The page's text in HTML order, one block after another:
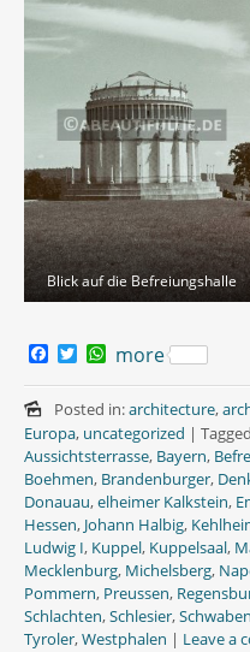
Blick auf die Befreiungshalle
c
e
b
o
o
k
T
i
t
t
e
r
W
a
t
s
A
p
p
more
Posted in:architecture,
Europa, uncategorized |
Aussichtsterrasse, Bayern,
Boehmen, Brandenburger,
Donauau,elheimer Kalkstein,
Hessen, Johann Halbig,
Ludwig I, Kuppel, Kuppelsaal,
Mecklenburg, Michelsberg,
Pommern, Preussen,
Schlachten,Schlesier,Schwaben
Tyroler,Westphalen | Leave a